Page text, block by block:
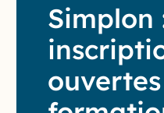
Simplon